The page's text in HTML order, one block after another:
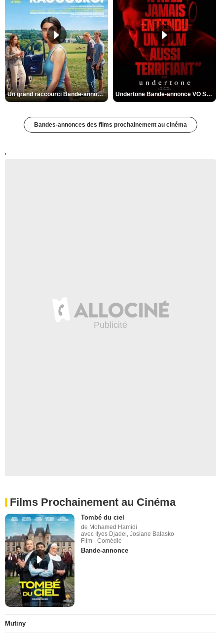
Un grand raccourci Bande-annonce VF Undertone Bande-annonce VO STFR
Bandes-annonces des films prochainement au cinéma
'
Films Prochainement au Cinéma
Tombé du ciel
de Mohamed Hamidi
avec Ilyes Djadel, Josiane Balasko
Film - Comédie
Bande-annonce
Mutiny